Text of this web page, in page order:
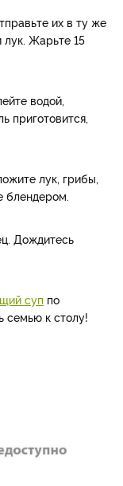
их в ту же
лук. Жарьте 15
водой,
приготовится,
лук, грибы,
блендером.
Дождитесь
суп по
семью к столу!